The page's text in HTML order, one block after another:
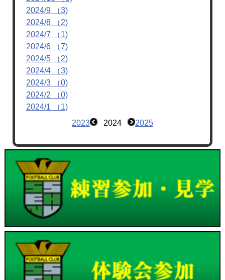
2024/9 （3)
2024/8 （2)
2024/7 （1)
2024/6 （7)
2024/5 （2)
2024/4 （3)
2024/3 （0)
2024/2 （0)
2024/1 （1)
2023
2024 2025